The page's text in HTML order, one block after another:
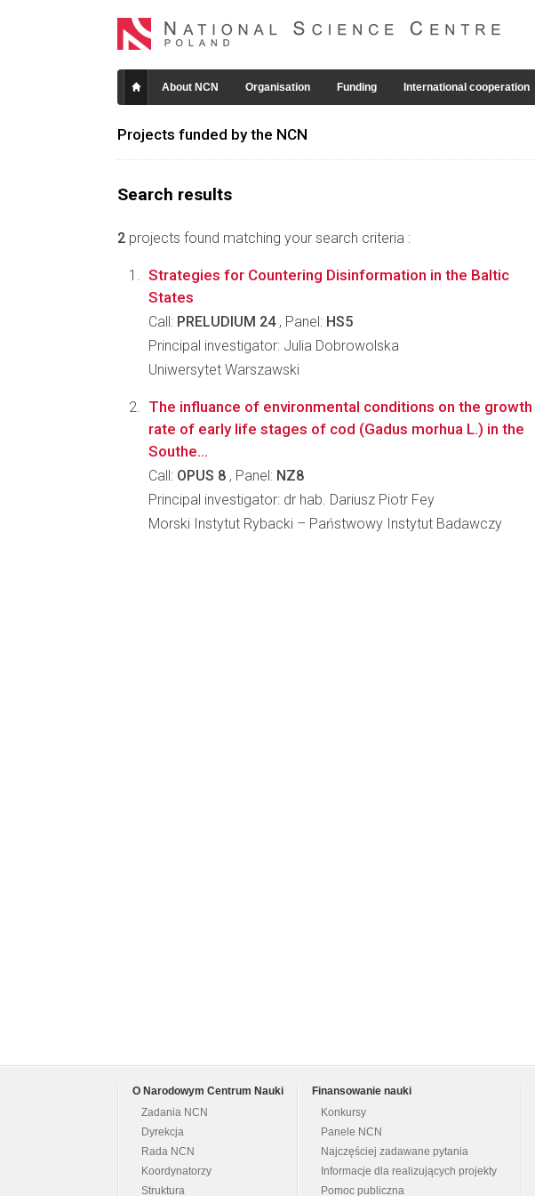
About NCN Organisation Funding International cooperation
Projects funded by the NCN
Search results
2 projects found matching your search criteria :
Strategies for Countering Disinformation in the Baltic
States
Call: PRELUDIUM 24, Panel: HS5
Principal investigator: Julia Dobrowolska
Uniwersytet Warszawski
The influance of environmental conditions on the growth
rate of early life stages of cod (Gadus morhua L.) in the
Southe...
Call: OPUS 8 , Panel: NZ8
Principal investigator: dr hab. Dariusz Piotr Fey
Morski Instytut Rybacki – Państwowy Instytut Badawczy
O Narodowym Centrum Nauki
Zadania NCN
Dyrekcja
Rada NCN
Koordynatorzy
Struktura
Finansowanie nauki
Konkursy
Panele NCN
Najczęściej zadawane pytania
Informacje dla realizujących projekty
Pomoc publiczna